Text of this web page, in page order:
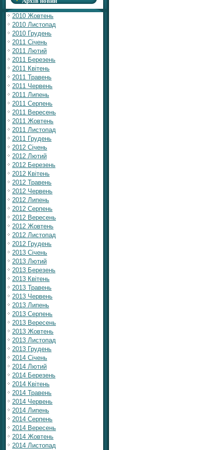
2010 Жовтень
2010 Листопад
2010 Грудень
2011 Січень
2011 Лютий
2011 Березень
2011 Квітень
2011 Травень
2011 Червень
2011 Липень
2011 Серпень
2011 Вересень
2011 Жовтень
2011 Листопад
2011 Грудень
2012 Січень
2012 Лютий
2012 Березень
2012 Квітень
2012 Травень
2012 Червень
2012 Липень
2012 Серпень
2012 Вересень
2012 Жовтень
2012 Листопад
2012 Грудень
2013 Січень
2013 Лютий
2013 Березень
2013 Квітень
2013 Травень
2013 Червень
2013 Липень
2013 Серпень
2013 Вересень
2013 Жовтень
2013 Листопад
2013 Грудень
2014 Січень
2014 Лютий
2014 Березень
2014 Квітень
2014 Травень
2014 Червень
2014 Липень
2014 Серпень
2014 Вересень
2014 Жовтень
2014 Листопад